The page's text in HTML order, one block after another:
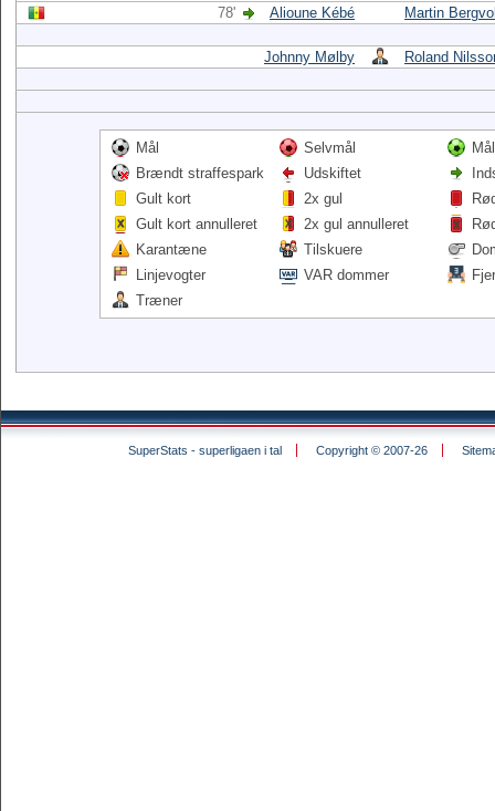
78'
Alioune Kébé Martin
Johnny Mølby Roland
Mål Selvmål
Brændt straffespark
Udskiftet
Gult kort
2x gul
Gult kort annulleret
2x gul annulleret
Karantæne
Tilskuere
Linjevogter
VAR dommer
Træner
SuperStats - superligaen i tal Copyright © 2007-26